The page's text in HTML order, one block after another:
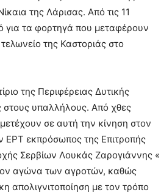
της Λάρισας. Από τις 11
για τα φορτηγά που μεταφέρουν
της Καστοριάς στο
της Περιφέρειας Δυτικής
στους υπαλλήλους. Από χθες
σε αυτή την κίνηση στον
ΕΡΤ εκπρόσωπος της Επιτροπής
Σερβίων Λουκάς Ζαρογιάννης «
αγώνα των αγροτών, καθώς
απολιγνιτοποίηση με τον τρόπο